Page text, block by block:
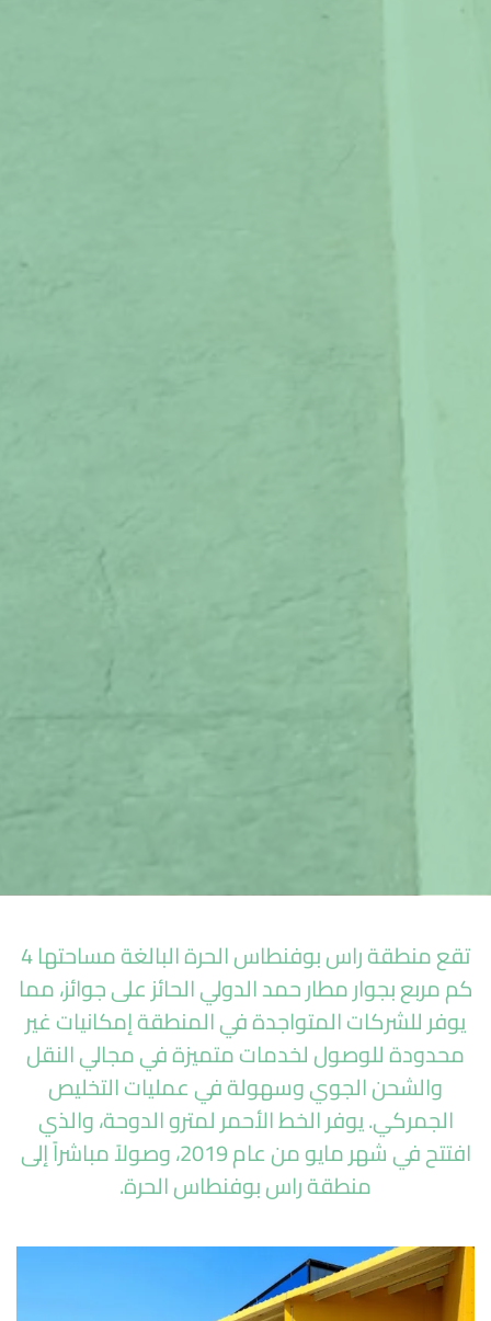
تقع منطقة راس بوفنطاس الحرة البالغة مساحتها 4
كم مربع بجوار مطار حمد الدولي الحائز على جوائز، مما
يوفر للشركات المتواجدة في المنطقة إمكانيات غير
محدودة للوصول لخدمات متميزة في مجالي النقل
والشحن الجوي وسهولة في عمليات التخليص
الجمركي. يوفر الخط الأحمر لمترو الدوحة، والذي
افتتح في شهر مايو من عام 2019، وصولاً مباشراً إلى
منطقة راس بوفنطاس الحرة.